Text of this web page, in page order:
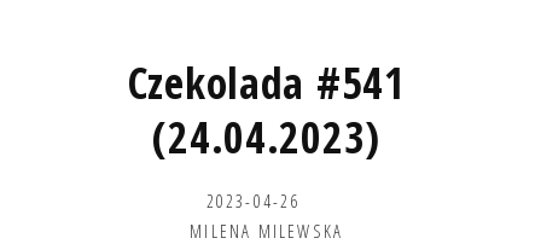
Czekolada #541
(24.04.2023)
2023-04-26
MILENA MILEWSKA